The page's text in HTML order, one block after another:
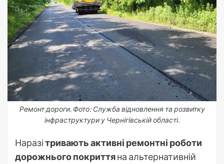
Ремонт дороги. Фото: Служба відновлення та розвитку
інфраструктури у Чернігівській області.
Наразітривають активні ремонтні роботи
дорожнього покриттяна альтернативній